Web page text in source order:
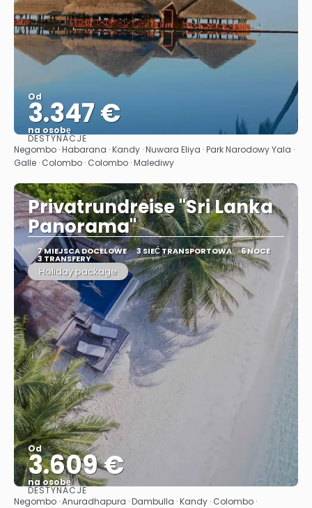
Od
3.347 €
na osobę
Zobacz
DESTYNACJE
Negombo · Habarana · Kandy · Nuwara Eliya · Park Narodowy Yala ·
Galle · Colombo · Colombo · Malediwy
Privatrundreise "Sri Lanka
Panorama"
7 MIEJSCA DOCELOWE 3 SIEĆ TRANSPORTOWA 6 NOCE
3 TRANSFERY
Holiday package
Od
3.609 €
na osobę
Zobacz
DESTYNACJE
Negombo · Anuradhapura · Dambulla · Kandy · Colombo ·